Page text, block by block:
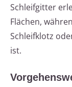
Schleifgitter
Flächen,
Schleifklotz
ist.